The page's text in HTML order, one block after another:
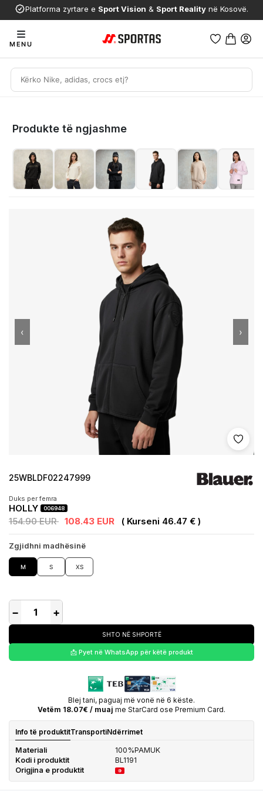
Platforma zyrtare e Sport Vision & Sport Reality në Kosovë.
MENU
Produkte të ngjashme
Shto
‹ ›
25WBLDF02247999
Duks per femra
HOLLY 006948
154.90 EUR 108.43 EUR ( Kurseni 46.47 € )
Zgjidhni madhësinë
M S XS
− +
SHTO NË SHPORTË
📩 Pyet në WhatsApp për këtë produkt
Blej tani, paguaj më vonë në 6 këste.
Vetëm 18.07€ / muaj me StarCard ose Premium Card.
Info të produktitTransportiNdërrimet
Materiali
100%PAMUK
Kodi i produktit
BL1191
Origjina e produktit